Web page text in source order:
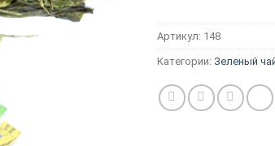
Артикул: 148
Категории: Зеленый